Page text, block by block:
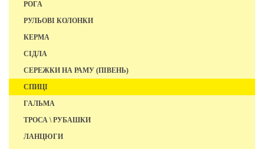
РОГА
РУЛЬОВІ КОЛОНКИ
КЕРМА
СІДЛА
СЕРЕЖКИ НА РАМУ (ПІВЕНЬ)
СПИЦІ
ГАЛЬМА
ТРОСА \ РУБАШКИ
ЛАНЦЮГИ